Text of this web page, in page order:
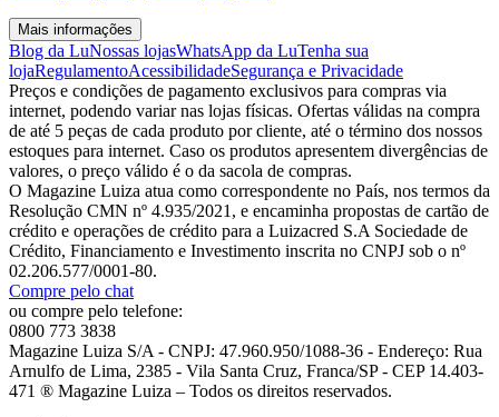
Mais informações
Blog da LuNossas lojasWhatsApp da LuTenha sua
lojaRegulamentoAcessibilidadeSegurança e Privacidade
Preços e condições de pagamento exclusivos para compras via
internet, podendo variar nas lojas físicas. Ofertas válidas na compra
de até 5 peças de cada produto por cliente, até o término dos nossos
estoques para internet. Caso os produtos apresentem divergências de
valores, o preço válido é o da sacola de compras.
O Magazine Luiza atua como correspondente no País, nos termos da
Resolução CMN nº 4.935/2021, e encaminha propostas de cartão de
crédito e operações de crédito para a Luizacred S.A Sociedade de
Crédito, Financiamento e Investimento inscrita no CNPJ sob o nº
02.206.577/0001-80.
Compre pelo chat
ou compre pelo telefone:
0800 773 3838
Magazine Luiza S/A - CNPJ: 47.960.950/1088-36 - Endereço: Rua
Arnulfo de Lima, 2385 - Vila Santa Cruz, Franca/SP - CEP 14.403-
471 ® Magazine Luiza – Todos os direitos reservados.